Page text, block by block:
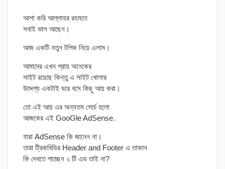
আশা করি আল্লাহর রহমতে
সবাই ভাল আছেন।
আজ একটি নতুন টপিক নিয়ে এলাম।
আমাদের এখন প্রায় অনেকের
সাইট রয়েছে কিন্তু এ সাইট খোলার
উদ্দেশ্য একটাই ঘরে বসে কিছু আয় করা।
তো এই আয় এর অন্যতম সোর্চ হলো
আজকের এই GooGle AdSense.
যারা AdSense কি জানেন না।
তারা ট্রিকবিডির Header and Footer এ তাকান
কি দেখতে পাচ্ছেন ২ টি এড তাই না?